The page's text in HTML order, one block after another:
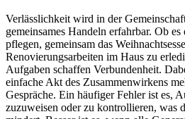
Verlässlichkeit wird in der
gemeinsames Handeln erfahrbar. Ob
pflegen, gemeinsam das
Renovierungsarbeiten im Haus zu
Aufgaben schaffen Verbundenheit.
einfache Akt des Zusammenwirkens
Gespräche. Ein häufiger Fehler ist es,
zuzuweisen oder zu kontrollieren, was